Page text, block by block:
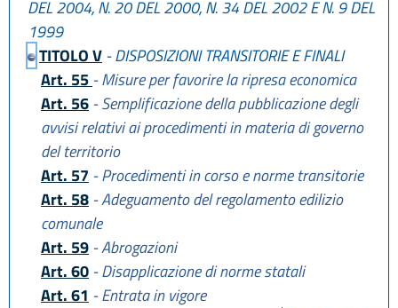
L.R. 25 luglio 2025, n. 5
DEL 2004, N. 20 DEL 2000, N. 34 DEL 2002 E N. 9 DEL
1999
TITOLO V- DISPOSIZIONI TRANSITORIE E FINALI
Art. 55 - Misure per favorire la ripresa economica
Art. 56 - Semplificazione della pubblicazione degli
avvisi relativi ai procedimenti in materia di governo
del territorio
Art. 57 - Procedimenti in corso e norme transitorie
Art. 58 - Adeguamento del regolamento edilizio
comunale
Art. 59 - Abrogazioni
Art. 60 - Disapplicazione di norme statali
Art. 61 - Entrata in vigore